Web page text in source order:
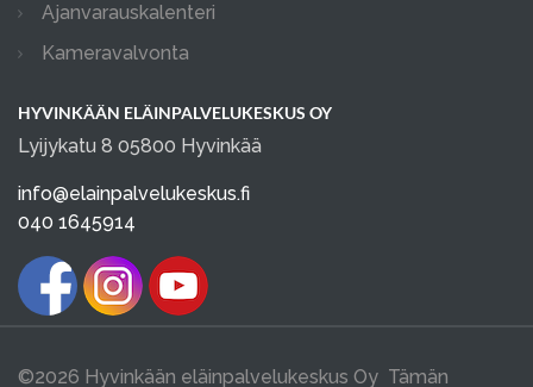
Ajanvarauskalenteri
Kameravalvonta
HYVINKÄÄN ELÄINPALVELUKESKUS OY
Lyijykatu 8 05800 Hyvinkää
info@elainpalvelukeskus.fi
040 1645914
©2026 Hyvinkään eläinpalvelukeskus Oy Tämän